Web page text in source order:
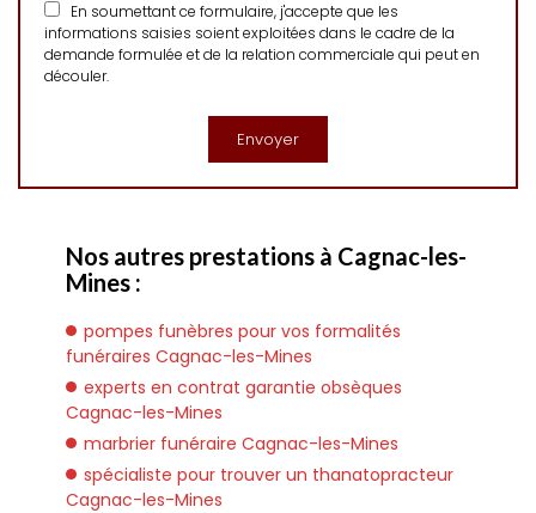
En soumettant ce formulaire, j'accepte que les
informations saisies soient exploitées dans le cadre de la
demande formulée et de la relation commerciale qui peut en
découler.
Nos autres prestations à Cagnac-les-
Mines :
pompes funèbres pour vos formalités
funéraires Cagnac-les-Mines
experts en contrat garantie obsèques
Cagnac-les-Mines
marbrier funéraire Cagnac-les-Mines
spécialiste pour trouver un thanatopracteur
Cagnac-les-Mines